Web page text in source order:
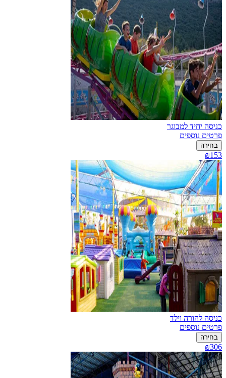
כניסה יחיד למבוגר
פרטים נוספים
בחירה
₪153
כניסה להורה וילד
פרטים נוספים
בחירה
₪306